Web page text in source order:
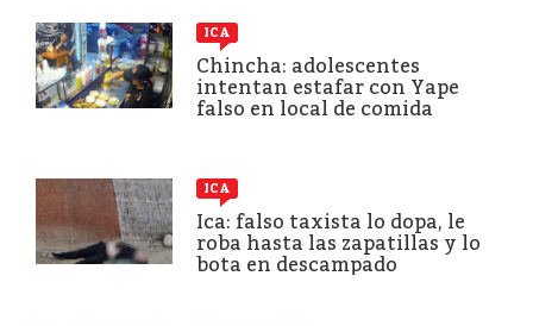
ICA
Chincha: adolescentes
intentan estafar con Yape
falso en local de comida
ICA
Ica: falso taxista lo dopa, le
roba hasta las zapatillas y lo
bota en descampado